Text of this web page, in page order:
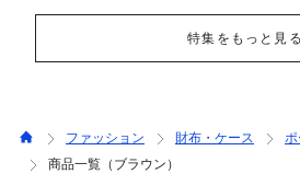
特集をもっと見る
ファッション 財布・ケース
ポ
商品一覧（ブラウン）